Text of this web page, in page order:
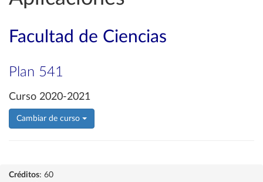
Facultad de Ciencias
Plan 541
Curso 2020-2021
Cambiar de curso
Créditos: 60